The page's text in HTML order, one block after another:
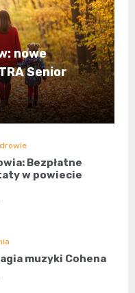
nowe
Senior
Bezpłatne
w powiecie
muzyki Cohena